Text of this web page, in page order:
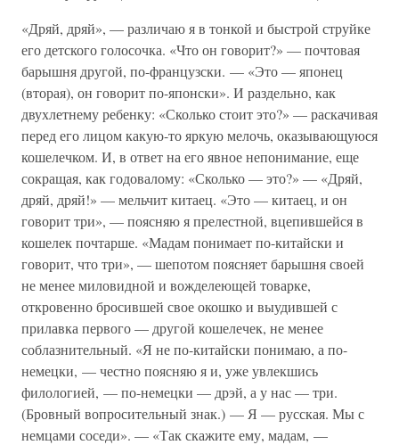
«Дряй, дряй», — различаю я в тонкой и быстрой струйке
его детского голосочка. «Что он говорит?» — почтовая
барышня другой, по-французски. — «Это — японец
(вторая), он говорит по-японски». И раздельно, как
двухлетнему ребенку: «Сколько стоит это?» — раскачивая
перед его лицом какую-то яркую мелочь, оказывающуюся
кошелечком. И, в ответ на его явное непонимание, еще
сокращая, как годовалому: «Сколько — это?» — «Дряй,
дряй, дряй!» — мельчит китаец. «Это — китаец, и он
говорит три», — поясняю я прелестной, вцепившейся в
кошелек почтарше. «Мадам понимает по-китайски и
говорит, что три», — шепотом поясняет барышня своей
не менее миловидной и вожделеющей товарке,
откровенно бросившей свое окошко и выудившей с
прилавка первого — другой кошелечек, не менее
соблазнительный. «Я не по-китайски понимаю, а по-
немецки, — честно поясняю я и, уже увлекшись
филологией, — по-немецки — дрэй, а у нас — три.
(Бровный вопросительный знак.) — Я — русская. Мы с
немцами соседи». — «Так скажите ему, мадам, —